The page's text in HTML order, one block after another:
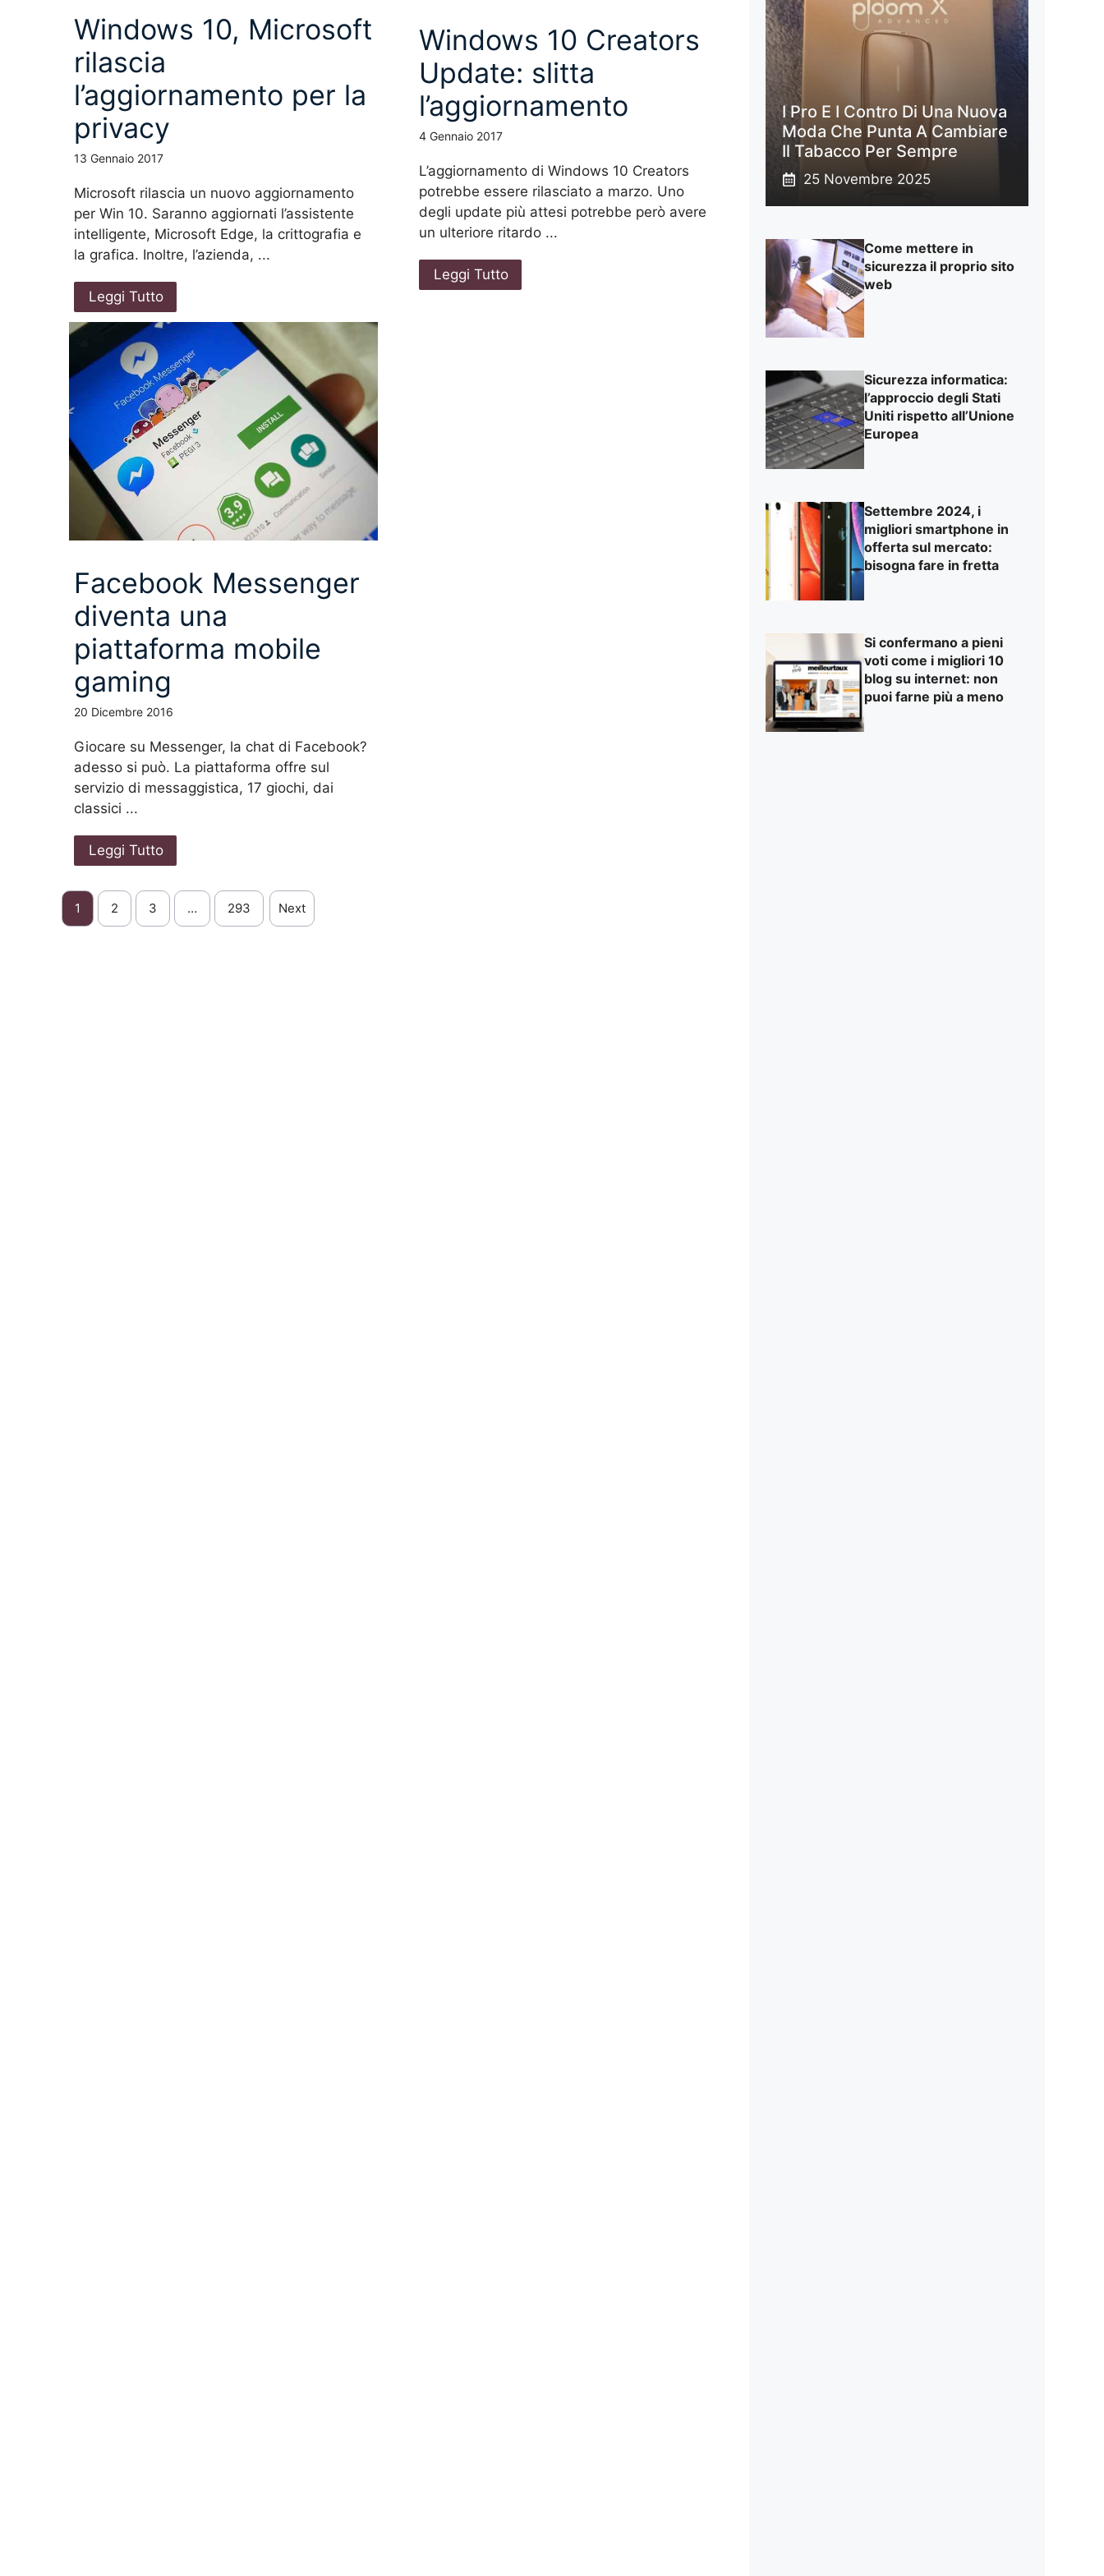
Windows 10, Microsoft
rilascia
l’aggiornamento per la
privacy
13 Gennaio 2017
Microsoft rilascia un nuovo aggiornamento
per Win 10. Saranno aggiornati l’assistente
intelligente, Microsoft Edge, la crittografia e
la grafica. Inoltre, l’azienda, ...
Leggi Tutto
Windows 10 Creators
Update: slitta
l’aggiornamento
4 Gennaio 2017
L’aggiornamento di Windows 10 Creators
potrebbe essere rilasciato a marzo. Uno
degli update più attesi potrebbe però avere
un ulteriore ritardo ...
Leggi Tutto
Facebook Messenger
diventa una
piattaforma mobile
gaming
20 Dicembre 2016
Giocare su Messenger, la chat di Facebook?
adesso si può. La piattaforma offre sul
servizio di messaggistica, 17 giochi, dai
classici ...
Leggi Tutto
1 2 3 … 293 Next
I Pro E I Contro Di Una Nuova
Moda Che Punta A Cambiare
Il Tabacco Per Sempre
25 Novembre 2025
Come mettere in
sicurezza il proprio sito
web
Sicurezza informatica:
l’approccio degli Stati
Uniti rispetto all’Unione
Europea
Settembre 2024, i
migliori smartphone in
offerta sul mercato:
bisogna fare in fretta
Si confermano a pieni
voti come i migliori 10
blog su internet: non
puoi farne più a meno